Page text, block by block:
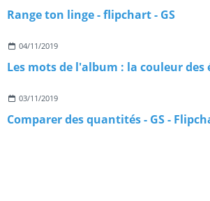
Range ton linge - flipchart - GS
04/11/2019
03/11/2019
Comparer des quantités - GS -